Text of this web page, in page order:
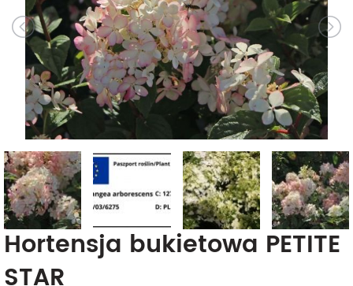
Hortensja bukietowa PETITE
STAR